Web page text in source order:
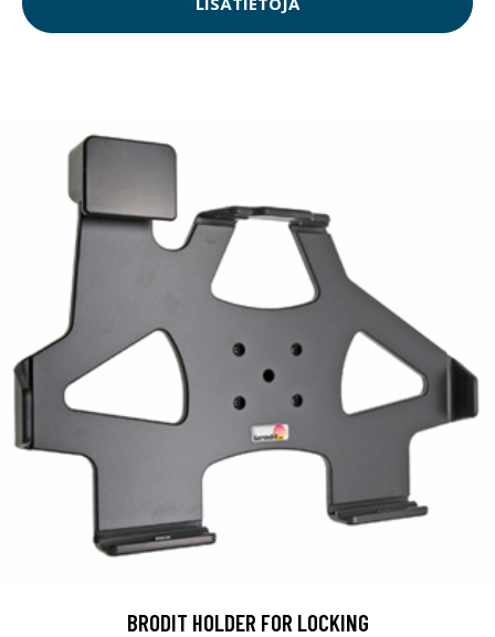
BRODIT HOLDER FOR LOCKING